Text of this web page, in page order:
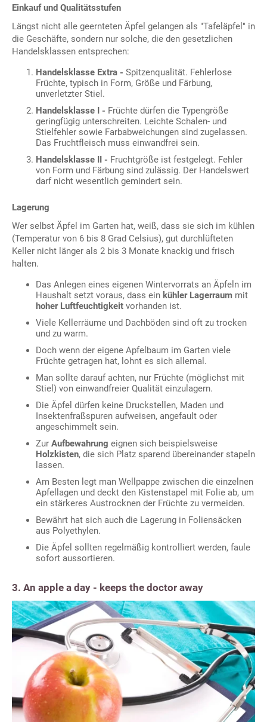
Einkauf und Qualitätsstufen
Längst nicht alle geernteten Äpfel gelangen als "Tafeläpfel" in
die Geschäfte, sondern nur solche, die den gesetzlichen
Handelsklassen entsprechen:
Handelsklasse Extra - Spitzenqualität. Fehlerlose
Früchte, typisch in Form, Größe und Färbung,
unverletzter Stiel.
Handelsklasse I - Früchte dürfen die Typengröße
geringfügig unterschreiten. Leichte Schalen- und
Stielfehler sowie Farbabweichungen sind zugelassen.
Das Fruchtfleisch muss einwandfrei sein.
Handelsklasse II - Fruchtgröße ist festgelegt. Fehler
von Form und Färbung sind zulässig. Der Handelswert
darf nicht wesentlich gemindert sein.
Lagerung
Wer selbst Äpfel im Garten hat, weiß, dass sie sich im kühlen
(Temperatur von 6 bis 8 Grad Celsius), gut durchlüfteten
Keller nicht länger als 2 bis 3 Monate knackig und frisch
halten.
Das Anlegen eines eigenen Wintervorrats an Äpfeln im
Haushalt setzt voraus, dass ein kühler Lagerraum mit
hoher Luftfeuchtigkeit vorhanden ist.
Viele Kellerräume und Dachböden sind oft zu trocken
und zu warm.
Doch wenn der eigene Apfelbaum im Garten viele
Früchte getragen hat, lohnt es sich allemal.
Man sollte darauf achten, nur Früchte (möglichst mit
Stiel) von einwandfreier Qualität einzulagern.
Die Äpfel dürfen keine Druckstellen, Maden und
Insektenfraßspuren aufweisen, angefault oder
angeschimmelt sein.
Zur Aufbewahrung eignen sich beispielsweise
Holzkisten, die sich Platz sparend übereinander stapeln
lassen.
Am Besten legt man Wellpappe zwischen die einzelnen
Apfellagen und deckt den Kistenstapel mit Folie ab, um
ein stärkeres Austrocknen der Früchte zu vermeiden.
Bewährt hat sich auch die Lagerung in Foliensäcken
aus Polyethylen.
Die Äpfel sollten regelmäßig kontrolliert werden, faule
sofort aussortieren.
3. An apple a day - keeps the doctor away